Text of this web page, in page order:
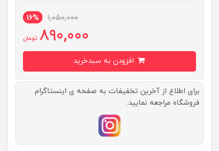
1,050,000
16%
890,000 تومان
برای اطلاع از آخرین تخفیفات به صفحه ی اینستاگرام
فروشگاه مراجعه نمایید.